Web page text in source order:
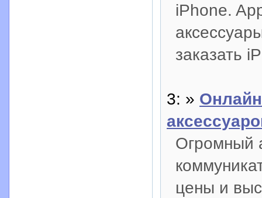
iPhone.
заказать
3: »
Огромный
цены и